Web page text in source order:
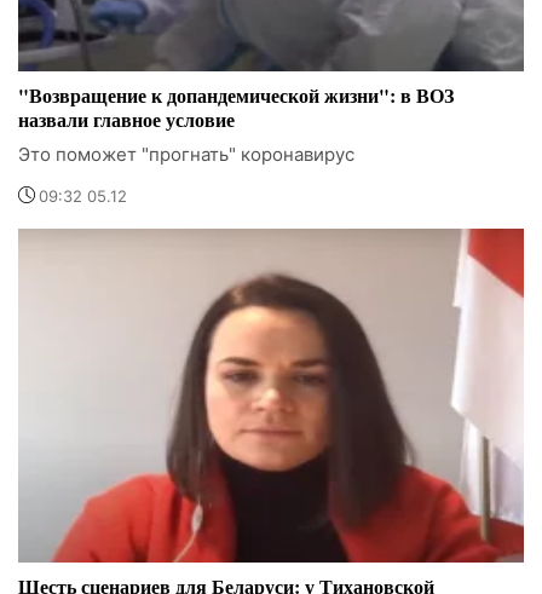
"Возвращение к допандемической жизни": в ВОЗ
назвали главное условие
Это поможет "прогнать" коронавирус
09:32 05.12
Шесть сценариев для Беларуси: у Тихановской